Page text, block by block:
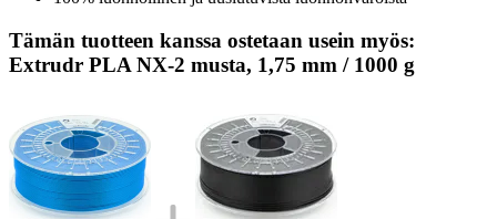
Tämän tuotteen kanssa ostetaan usein myös:
Extrudr PLA NX-2 musta, 1,75 mm / 1000 g